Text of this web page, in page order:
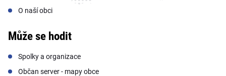
O naší obci
Může se hodit
Spolky a organizace
Občan server - mapy obce